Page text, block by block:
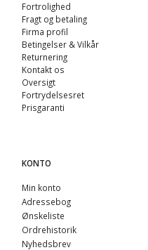
Fortrolighed
Fragt og betaling
Firma profil
Betingelser & Vilkår
Returnering
Kontakt os
Oversigt
Fortrydelsesret
Prisgaranti
KONTO
Min konto
Adressebog
Ønskeliste
Ordrehistorik
Nyhedsbrev